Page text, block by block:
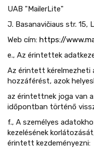
UAB "MailerLite"
J. Basanavičiaus str. 15,
Web cím: https://
e., Az érintettek
Az érintett kérelmezheti
hozzáférést, azok
az érintettnek joga van
időpontban történő
f., A személyes
kezelésének
érintett kezdeményezni: